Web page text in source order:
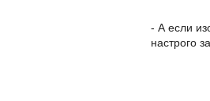
- А если
настрого